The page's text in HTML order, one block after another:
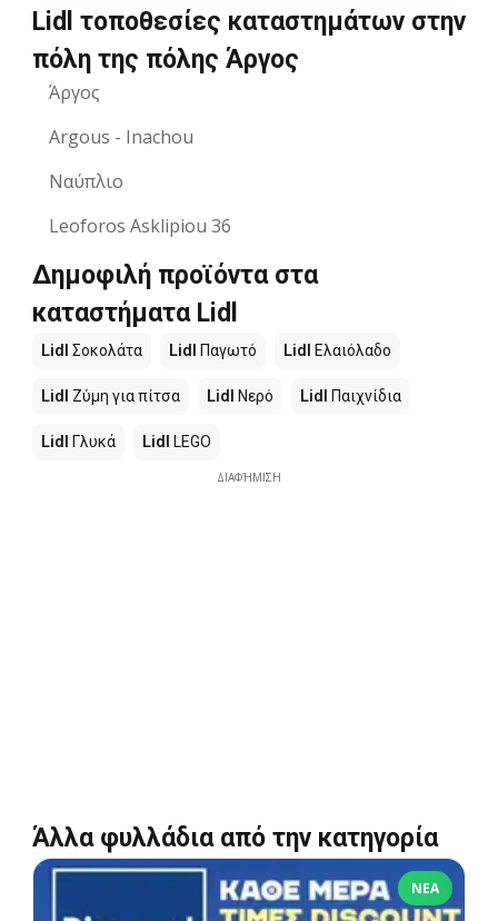
Lidl τοποθεσίες καταστημάτων στην
πόλη της πόλης Άργος
Άργος
Argous - Inachou
Ναύπλιο
Leoforos Asklipiou 36
Δημοφιλή προϊόντα στα
καταστήματα Lidl
Lidl Σοκολάτα Lidl Παγωτό Lidl Ελαιόλαδο
Lidl Ζύμη για πίτσα Lidl Νερό Lidl Παιχνίδια
Lidl Γλυκά Lidl LEGO
ΔΙΑΦΉΜΙΣΗ
Άλλα φυλλάδια από την κατηγορία
ΝΈΑ